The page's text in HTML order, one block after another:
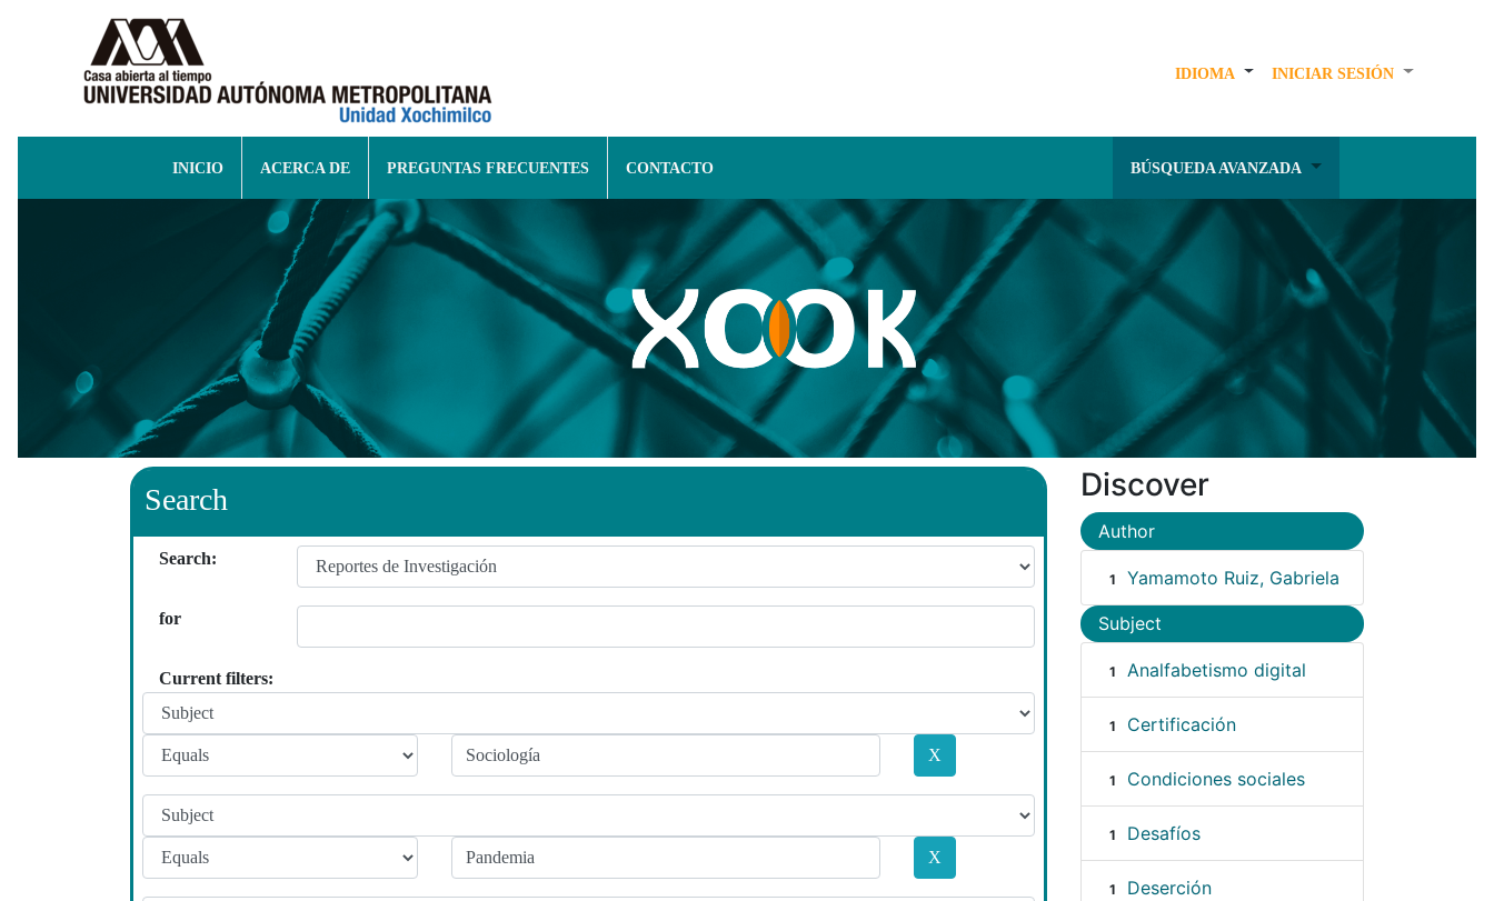
IDIOMA INICIAR SESIÓN
INICIO ACERCA DE PREGUNTAS FRECUENTES CONTACTO BÚSQUEDA AVANZADA
Search
Search:
for
Current filters:
Discover
Author
1 Yamamoto Ruiz, Gabriela
Subject
1 Analfabetismo digital
1 Certificación
1 Condiciones sociales
1 Desafíos
1 Deserción